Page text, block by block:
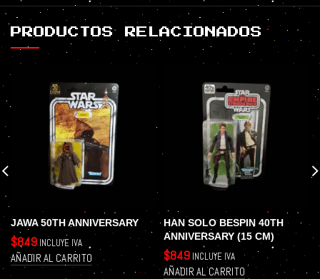
PRODUCTOS RELACIONADOS
JAWA 50TH ANNIVERSARY
$849 INCLUYE IVA
AÑADIR AL CARRITO
HAN SOLO BESPIN 40TH
ANNIVERSARY (15 CM)
$849 INCLUYE IVA
AÑADIR AL CARRITO